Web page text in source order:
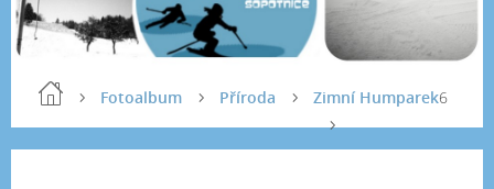
Fotoalbum Příroda Zimní Humparek6